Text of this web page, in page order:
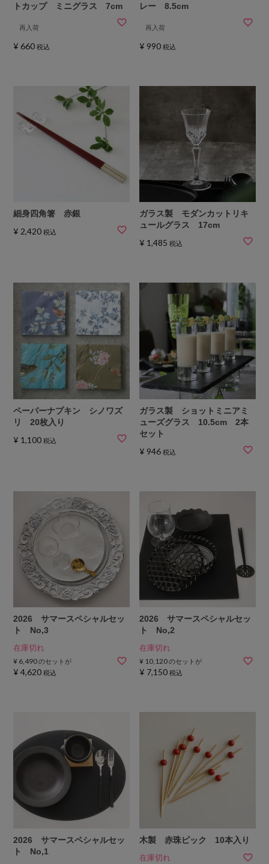
トカップ ミニグラス 7cm
再入荷
¥ 660 税込
レー 8.5cm
再入荷
¥ 990 税込
細身四角箸 赤銀
¥ 2,420 税込
ガラス製 モダンカットリキ
ュールグラス 17cm
¥ 1,485 税込
ペーパーナプキン シノワズ
リ 20枚入り
¥ 1,100 税込
ガラス製 ショットミニアミ
ューズグラス 10.5cm 2本
セット
¥ 946 税込
2026 サマースペシャルセッ
ト No,3
在庫切れ
¥ 6,490 のセットが
¥ 4,620 税込
2026 サマースペシャルセッ
ト No,2
在庫切れ
¥ 10,120のセットが
¥ 7,150 税込
2026 サマースペシャルセッ
ト No,1
木製 赤珠ピック 10本入り
在庫切れ